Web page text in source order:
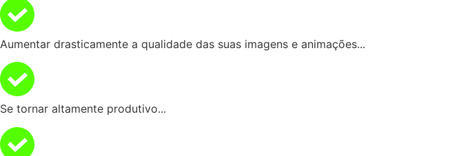
Aumentar drasticamente a qualidade das suas imagens e animações...
Se tornar altamente produtivo...